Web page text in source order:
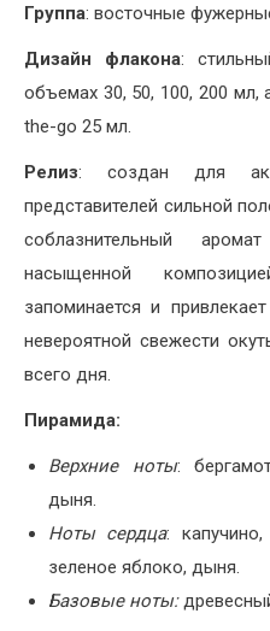
Группа: восточные
Дизайн флакона:
объемах 30, 50, 100, 200
the-go 25 мл.
Релиз: создан для
представителей сильной
соблазнительный
насыщенной
запоминается и
невероятной свежести
всего дня.
Пирамида:
Верхние ноты:
дыня.
Ноты сердца:
зеленое яблоко, дыня.
Базовые ноты: